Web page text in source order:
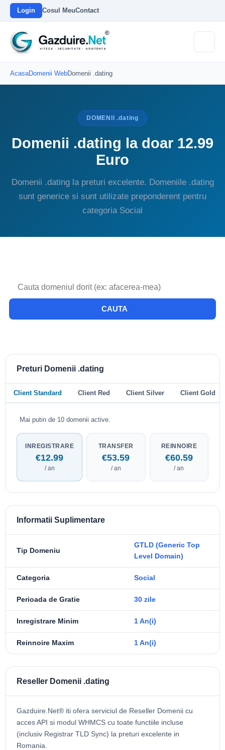
Login Cosul MeuContact
AcasaDomenii WebDomenii .dating
DOMENII .dating
Domenii .dating la doar 12.99
Euro
Domenii .dating la preturi excelente. Domeniile .dating
sunt generice si sunt utilizate preponderent pentru
categoria Social
CAUTA
Preturi Domenii .dating
Client Standard Client Red Client Silver Client Gold
Mai putin de 10 domenii active.
INREGISTRARE
€12.99
/ an
TRANSFER
€53.59
/ an
REINNOIRE
€60.59
/ an
Informatii Suplimentare
Tip Domeniu
GTLD (Generic Top
Level Domain)
Categoria Social
Perioada de Gratie 30 zile
Inregistrare Minim 1 An(i)
Reinnoire Maxim 1 An(i)
Reseller Domenii .dating
Gazduire.Net® iti ofera serviciul de Reseller Domenii cu
acces API si modul WHMCS cu toate functiile incluse
(inclusiv Registrar TLD Sync) la preturi excelente in
Romania.